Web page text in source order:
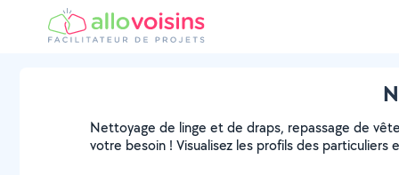
Nettoyage de linge et de draps, repassage de
votre besoin ! Visualisez les profils des